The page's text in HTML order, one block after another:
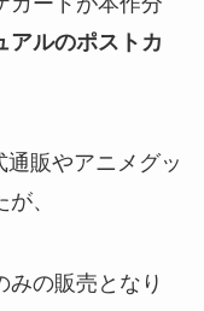
アルのポストカ
販やアニメグッ
、
みの販売となり